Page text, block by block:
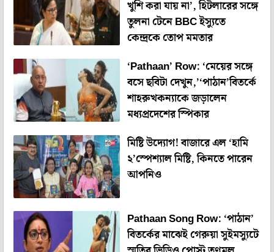
খুশি করা যায় না’, হিটলারের সঙ্গে
তুলনা টেনে BBC ইস্যুতে
কেন্দ্রকে তোপ মমতার
‘Pathaan’ Row: ‘মেয়ের সঙ্গে
বসে ছবিটা দেখুন,’‘পাঠান’বিতর্কে
শাহরুখকন্যাকে জড়ালেন
মধ্যপ্রদেশের স্পিকার
মিষ্টি উদ্যোগ! বাজারে এল ‘হামি
২’স্পেশ্যাল মিষ্টি, কিনতে পারেন
আপনিও
Pathaan Song Row: ‘পাঠান’
বিতর্কের মাঝেই গেরুয়া সুইমস্যুটে